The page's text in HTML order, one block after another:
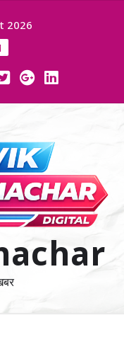
2026